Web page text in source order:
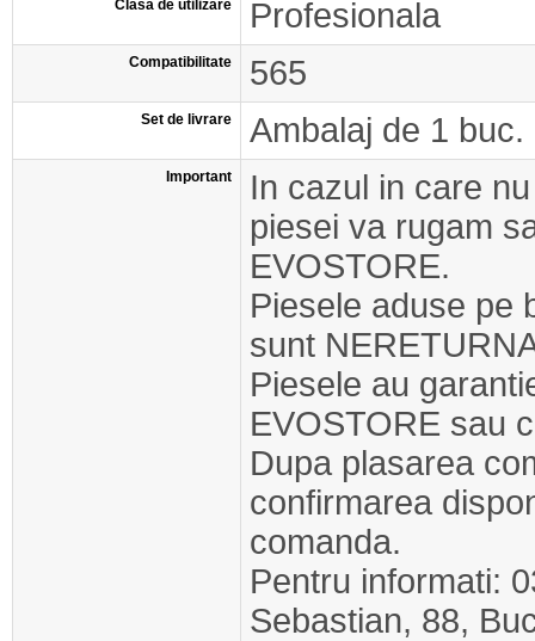
Clasa de utilizare Profesionala
Compatibilitate 565
Set de livrare Ambalaj de 1 buc.
Important
In cazul in care
piesei va rugam
EVOSTORE.
Piesele aduse pe
sunt
Piesele au
EVOSTORE sau
Dupa plasarea
confirmarea
comanda.
Pentru informati:
Sebastian, 88,